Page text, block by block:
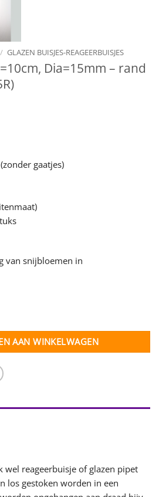
/ GLAZEN BUISJES-REAGEERBUISJES
Dia=15mm – rand
gaatjes)
van snijbloemen in
AAN WINKELWAGEN
wel reageerbuisje of glazen pipet
los gestoken worden in een